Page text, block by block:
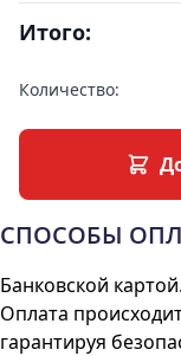
Итого:
Количество:
СПОСОБЫ
Банковской
Оплата
гарантируя